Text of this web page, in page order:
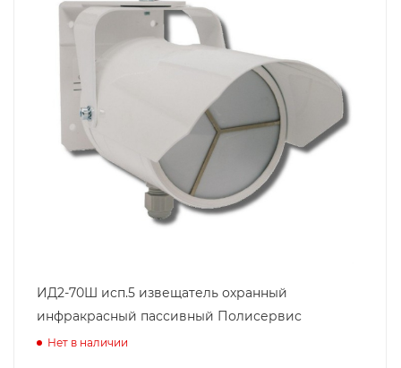
ИД2-70Ш исп.5 извещатель охранный
инфракрасный пассивный Полисервис
Нет в наличии